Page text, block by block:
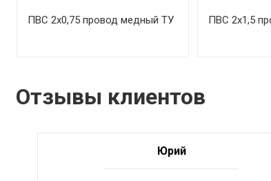
ПВС 2х0,75 провод медный ТУ ПВС 2х1,5
Отзывы клиентов
Юрий